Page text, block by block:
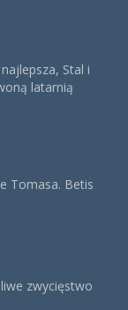
Stal i
latarnią
Tomasa. Betis
zwycięstwo